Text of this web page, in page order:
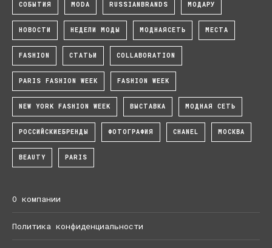
СОБЫТИЯ MODA RUSSIANBRANDS МОДАРУ
НОВОСТИ НЕДЕЛИ МОДЫ МОДНАЯСЕТЬ МЕСТА
FASHION СТАТЬИ COLLABORATION
PARIS FASHION WEEK FASHION WEEK
NEW YORK FASHION WEEK ВЫСТАВКА МОДНАЯ СЕТЬ
РОССИЙСКИЕБРЕНДЫ ФОТОГРАФИЯ CHANEL МОСКВА
BEAUTY PARIS
О компании
Политика конфиденциальности